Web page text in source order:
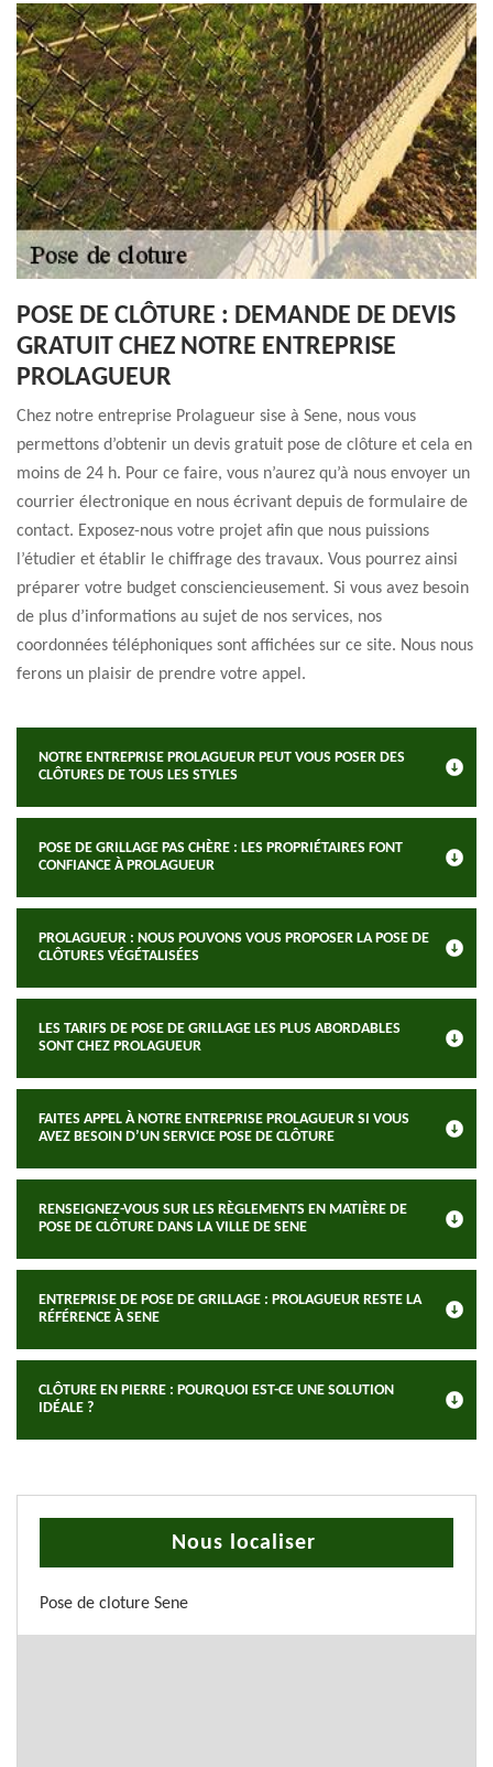
POSE DE CLÔTURE : DEMANDE DE DEVIS
GRATUIT CHEZ NOTRE ENTREPRISE
PROLAGUEUR
Chez notre entreprise Prolagueur sise à Sene, nous vous
permettons d’obtenir un devis gratuit pose de clôture et cela en
moins de 24 h. Pour ce faire, vous n’aurez qu’à nous envoyer un
courrier électronique en nous écrivant depuis de formulaire de
contact. Exposez-nous votre projet afin que nous puissions
l’étudier et établir le chiffrage des travaux. Vous pourrez ainsi
préparer votre budget consciencieusement. Si vous avez besoin
de plus d’informations au sujet de nos services, nos
coordonnées téléphoniques sont affichées sur ce site. Nous nous
ferons un plaisir de prendre votre appel.
NOTRE ENTREPRISE PROLAGUEUR PEUT VOUS POSER DES
CLÔTURES DE TOUS LES STYLES
POSE DE GRILLAGE PAS CHÈRE : LES PROPRIÉTAIRES FONT
CONFIANCE À PROLAGUEUR
PROLAGUEUR : NOUS POUVONS VOUS PROPOSER LA POSE DE
CLÔTURES VÉGÉTALISÉES
LES TARIFS DE POSE DE GRILLAGE LES PLUS ABORDABLES
SONT CHEZ PROLAGUEUR
FAITES APPEL À NOTRE ENTREPRISE PROLAGUEUR SI VOUS
AVEZ BESOIN D’UN SERVICE POSE DE CLÔTURE
RENSEIGNEZ-VOUS SUR LES RÈGLEMENTS EN MATIÈRE DE
POSE DE CLÔTURE DANS LA VILLE DE SENE
ENTREPRISE DE POSE DE GRILLAGE : PROLAGUEUR RESTE LA
RÉFÉRENCE À SENE
CLÔTURE EN PIERRE : POURQUOI EST-CE UNE SOLUTION
IDÉALE ?
Nous localiser
Pose de cloture Sene